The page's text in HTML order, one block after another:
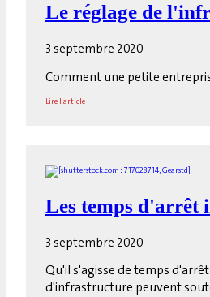
Le réglage de
3 septembre 2020
Comment une petite
Lire l'article
Les temps d'arrêt
3 septembre 2020
Qu'il s'agisse de temps
d'infrastructure peuvent